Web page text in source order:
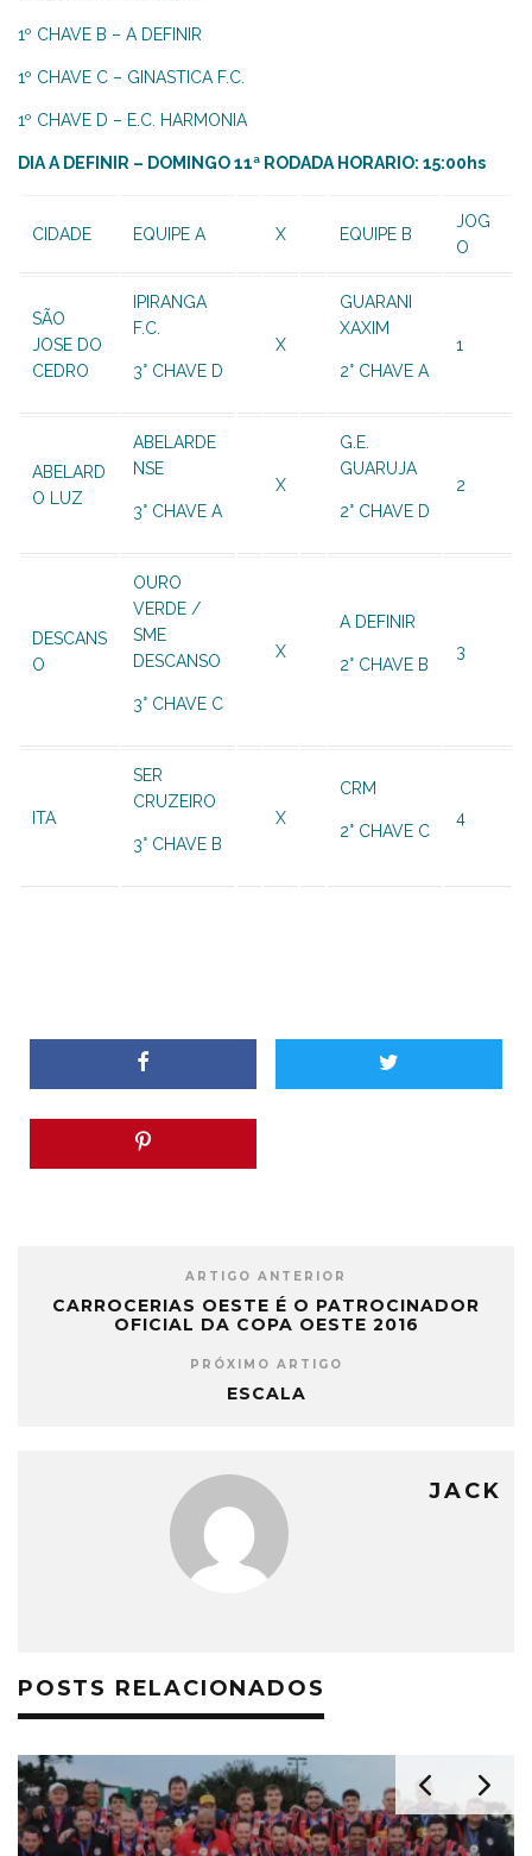
1º CHAVE B – A DEFINIR
1º CHAVE C – GINASTICA F.C.
1º CHAVE D – E.C. HARMONIA
DIA A DEFINIR – DOMINGO 11ª RODADA HORARIO: 15:00hs
CIDADE EQUIPE A X EQUIPE B
JOG
O
SÃO
JOSE DO
CEDRO
IPIRANGA
F.C.
3° CHAVE D
X
GUARANI
XAXIM
2° CHAVE A
1
ABELARD
O LUZ
ABELARDE
NSE
3° CHAVE A
X
G.E.
GUARUJA
2° CHAVE D
2
DESCANS
O
OURO
VERDE /
SME
DESCANSO
3° CHAVE C
X
A DEFINIR
2° CHAVE B
3
ITA
SER
CRUZEIRO
3° CHAVE B
X
CRM
2° CHAVE C
4
ARTIGO ANTERIOR
CARROCERIAS OESTE É O PATROCINADOR
OFICIAL DA COPA OESTE 2016
PRÓXIMO ARTIGO
ESCALA
JACK
POSTS RELACIONADOS